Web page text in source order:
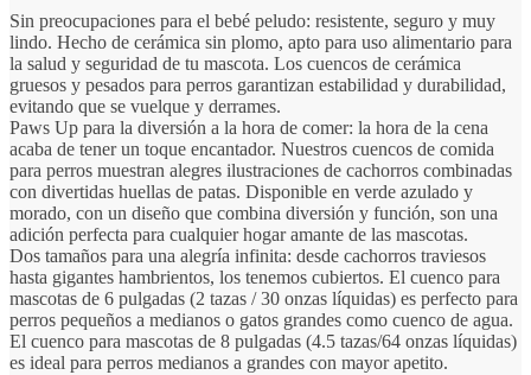
Sin preocupaciones para el bebé peludo: resistente, seguro y muy
lindo. Hecho de cerámica sin plomo, apto para uso alimentario para
la salud y seguridad de tu mascota. Los cuencos de cerámica
gruesos y pesados para perros garantizan estabilidad y durabilidad,
evitando que se vuelque y derrames.
Paws Up para la diversión a la hora de comer: la hora de la cena
acaba de tener un toque encantador. Nuestros cuencos de comida
para perros muestran alegres ilustraciones de cachorros combinadas
con divertidas huellas de patas. Disponible en verde azulado y
morado, con un diseño que combina diversión y función, son una
adición perfecta para cualquier hogar amante de las mascotas.
Dos tamaños para una alegría infinita: desde cachorros traviesos
hasta gigantes hambrientos, los tenemos cubiertos. El cuenco para
mascotas de 6 pulgadas (2 tazas / 30 onzas líquidas) es perfecto para
perros pequeños a medianos o gatos grandes como cuenco de agua.
El cuenco para mascotas de 8 pulgadas (4.5 tazas/64 onzas líquidas)
es ideal para perros medianos a grandes con mayor apetito.